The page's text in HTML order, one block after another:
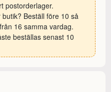
postorderlager.
Beställ före 10 så
16 samma vardag.
beställas senast 10